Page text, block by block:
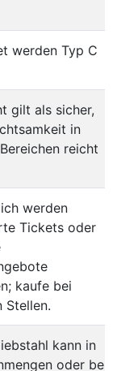
werden Typ C
gilt als sicher,
in
reicht
werden
Tickets oder
kaufe bei
Stellen.
kann in
oder bei